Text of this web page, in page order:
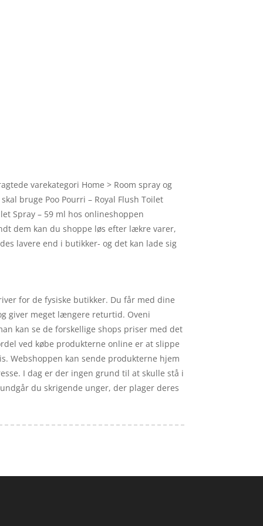
varekategori Home > Room spray og
bruge Poo Pourri – Royal Flush Toilet
Spray – 59 ml hos onlineshoppen
dem kan du shoppe løs efter lækre varer,
lavere end i butikker- og det kan lade sig
for de fysiske butikker. Du får med dine
giver meget længere returtid. Oveni
kan se de forskellige shops priser med det
ved købe produkterne online er at slippe
Webshoppen kan sende produkterne hjem
I dag er der ingen grund til at skulle stå i
du skrigende unger, der plager deres